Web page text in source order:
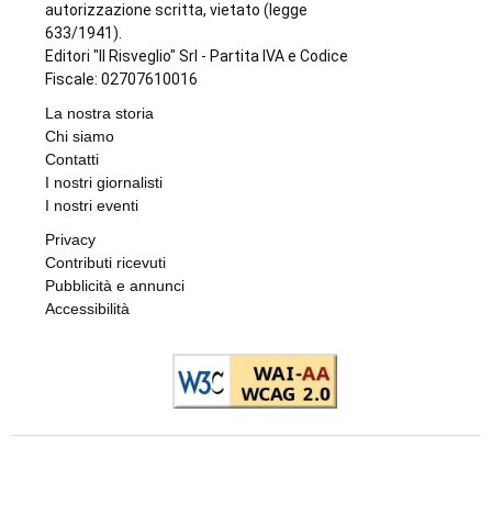
autorizzazione scritta, vietato (legge
633/1941).
Editori "Il Risveglio" Srl - Partita IVA e Codice
Fiscale: 02707610016
La nostra storia
Chi siamo
Contatti
I nostri giornalisti
I nostri eventi
Privacy
Contributi ricevuti
Pubblicità e annunci
Accessibilità